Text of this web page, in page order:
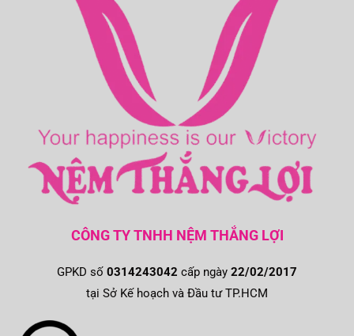
CÔNG TY TNHH NỆM THẮNG LỢI
GPKD số 0314243042 cấp ngày 22/02/2017
tại Sở Kế hoạch và Đầu tư TP.HCM